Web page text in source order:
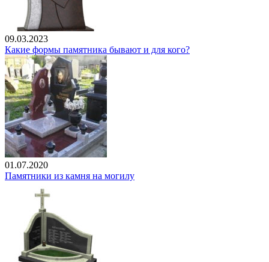
09.03.2023
Какие формы памятника бывают и для кого?
01.07.2020
Памятники из камня на могилу